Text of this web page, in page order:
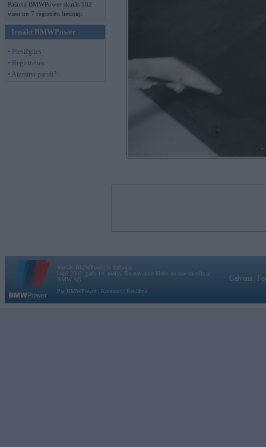
Pašreiz BMWPower skatās 182
viesi un 7 reģistrēti lietotāji.
Ienākt BMWPower
• Pieslēgties
• Reģistrēties
• Aizmirsi paroli?
Vortāls BMWPower.lv darbojas
kopš 2002. gada 14. maija. Tas nav auto klubs un nav saistīts ar
BMW AG.
Par BMWPower
Kontakti Reklāma
Galvena